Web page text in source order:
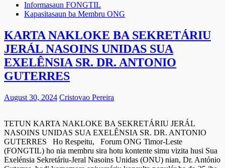
Informasaun FONGTIL
Kapasitasaun ba Membru ONG
KARTA NAKLOKE BA SEKRETÁRIU
JERÁL NASOINS UNIDAS SUA
EXELÊNSIA SR. DR. ANTONIO
GUTERRES
August 30, 2024 Cristovao Pereira
TETUN KARTA NAKLOKE BA SEKRETÁRIU JERÁL
NASOINS UNIDAS SUA EXELÊNSIA SR. DR. ANTONIO
GUTERRES Ho Respeitu, Forum ONG Timor-Leste
(FONGTIL) ho nia membru sira hotu kontente simu vizita husi Sua
Exelénsia Sekretáriu-Jeral Nasoins Unidas (ONU) nian, Dr. António